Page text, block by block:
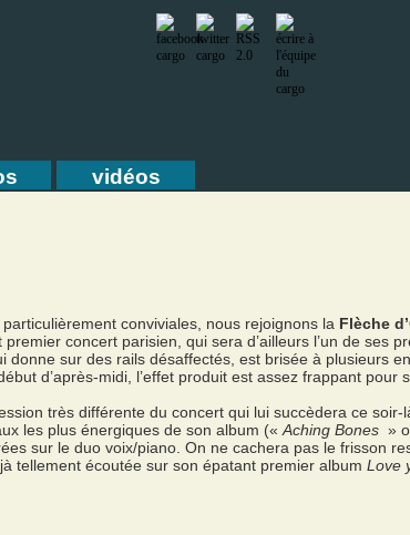
vidéos
conviviales, nous rejoignons la Flèche
concert parisien, qui sera d’ailleurs l’un de ses
sur des rails désaffectés, est brisée à plusieurs
d’après-midi, l’effet produit est assez frappant pour
très différente du concert qui lui succèdera ce
les plus énergiques de son album (« Aching Bones »
sur le duo voix/piano. On ne cachera pas le frisson
tellement écoutée sur son épatant premier album Love